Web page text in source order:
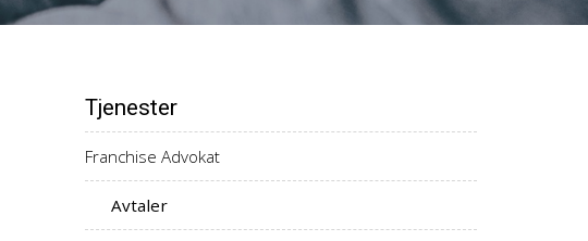
Tjenester
Franchise Advokat
Avtaler